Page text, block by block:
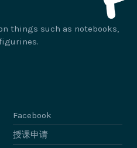
things such as notebooks,
Facebook
授课申请